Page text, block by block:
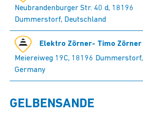
Neubrandenburger Str. 40 d, 18196
Dummerstorf, Deutschland
Elektro Zörner- Timo Zörner
Meiereiweg 19C, 18196 Dummerstorf,
Germany
GELBENSANDE